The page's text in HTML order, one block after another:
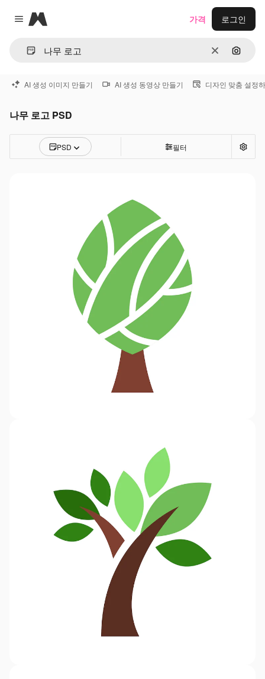
Close menu
Magnific
지우기이미지
가격 로그인
AI 생성 이미지 만들기 AI 생성 동영상 만들기 디자인 맞춤 설정
나무 로고 PSD
PSD 필터